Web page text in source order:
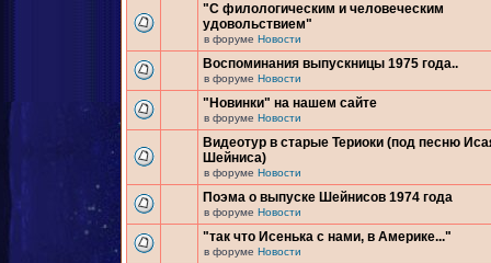
"С филологическим и человеческим
удовольствием"
в форуме Новости
Воспоминания выпускницы 1975 года..
в форуме Новости
"Новинки" на нашем сайте
в форуме Новости
Видеотур в старые Териоки (под песню
Шейниса)
в форуме Новости
Поэма о выпуске Шейнисов 1974 года
в форуме Новости
"так что Исенька с нами, в Америке..."
в форуме Новости